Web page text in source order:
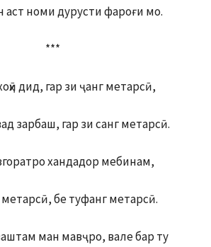
аст номи дурусти фароғи мо.
***
дид, гар зи ҷанг метарсӣ,
зарбаш, гар зи санг метарсӣ.
хандадор мебинам,
бе туфанг метарсӣ.
ман мавҷро, вале бар ту